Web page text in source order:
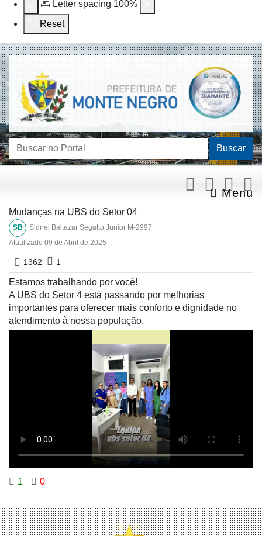
Letter spacing 100%
Reset
Buscar
Mudanças na UBS do Setor 04
SB
Sidnei Baltazar Segatto Junior M-2997
Atualizado 09 de Abril de 2025
1362 1
Estamos trabalhando por você!
A UBS do Setor 4 está passando por melhorias
importantes para oferecer mais conforto e dignidade no
atendimento à nossa população.
1 0